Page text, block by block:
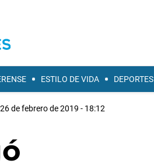
ESTILO DE VIDA DEPORTES
26 de febrero de 2019 - 18:12